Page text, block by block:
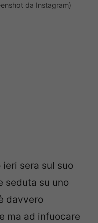
da Instagram)
sera sul suo
seduta su uno
davvero
ma ad infuocare